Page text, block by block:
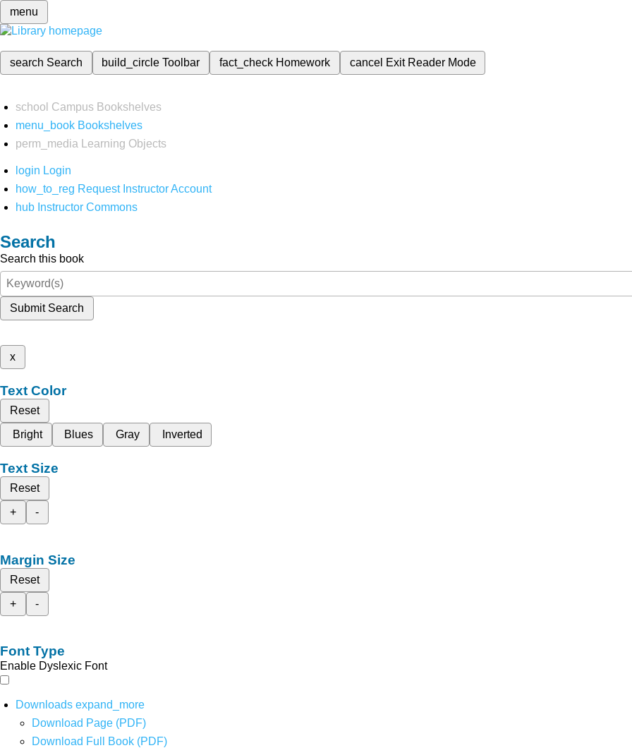
menu
search Search build_circleToolbar fact_check Homework cancel Exit Reader Mode
school Campus Bookshelves
menu_book Bookshelves
perm_media
Learning Objects
login Login
how_to_reg Request Instructor Account
hub Instructor Commons
Search
Search this book
Submit Search
x
Text Color
Reset
Bright
Blues Gray Inverted
Text Size
Reset
+
-
Margin Size
Reset
+
-
Font Type
Enable Dyslexic Font
Downloads expand_more
Download Page (PDF)
Download Full Book (PDF)